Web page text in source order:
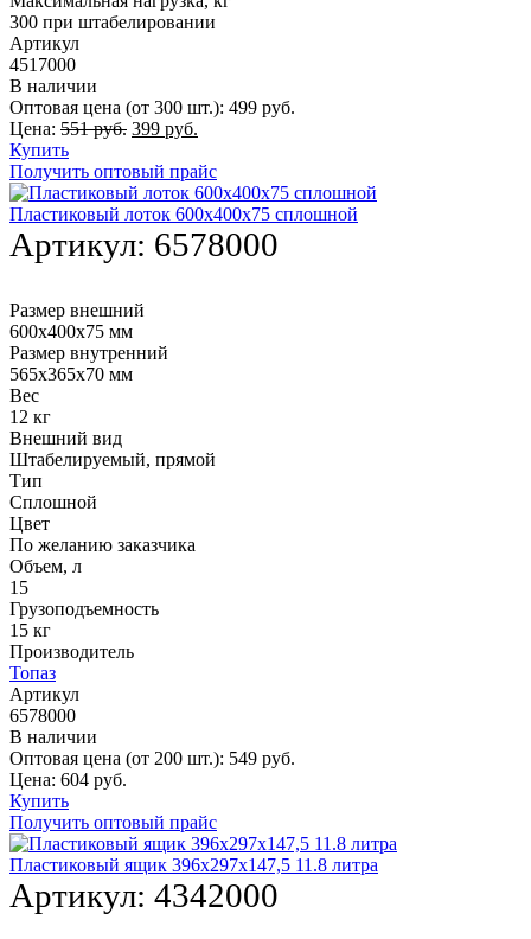
300 при штабелировании
Артикул
4517000
В наличии
Оптовая цена (от 300 шт.): 499 руб.
Цена: 551руб. Первоначальная
составляла
551 руб..
399 руб.
399 руб..
Купить
Получить оптовый прайс
Пластиковый лоток 600х400х75 сплошной
Артикул: 6578000
Размер внешний
600х400х75 мм
Размер внутренний
565х365х70 мм
Вес
12 кг
Внешний вид
Штабелируемый, прямой
Тип
Сплошной
Цвет
По желанию заказчика
Объем, л
15
Грузоподъемность
15 кг
Производитель
Топаз
Артикул
6578000
В наличии
Оптовая цена (от 200 шт.): 549 руб.
Цена: 604 руб.
Купить
Получить оптовый прайс
Пластиковый ящик 396х297х147,5 11.8 литра
Артикул: 4342000